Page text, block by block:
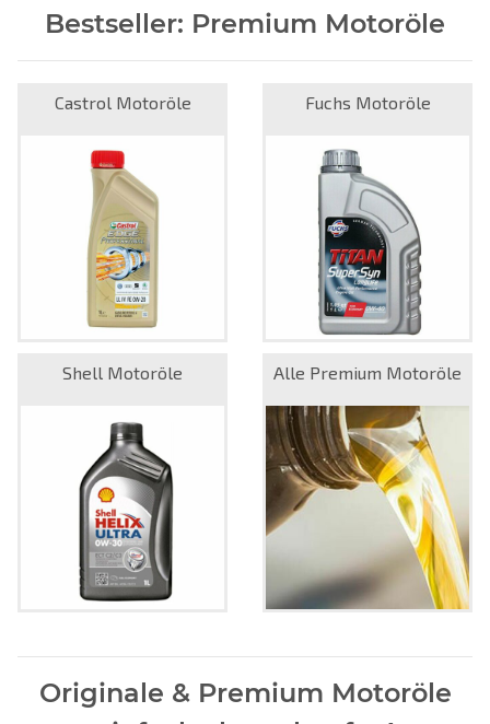
Bestseller: Premium Motoröle
Castrol Motoröle Fuchs Motoröle
Shell Motoröle Alle Premium Motoröle
Originale & Premium Motoröle